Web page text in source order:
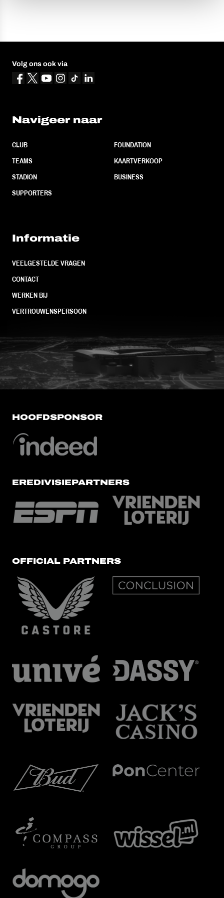
Volg ons ook via
Navigeer naar
CLUB
TEAMS
STADION
SUPPORTERS
FOUNDATION
KAARTVERKOOP
BUSINESS
Informatie
VEELGESTELDE VRAGEN
CONTACT
WERKEN BIJ
VERTROUWENSPERSOON
FC Utrecht<br>vanuit<br>het
HOOFDSPONSOR
EREDIVISIEPARTNERS
OFFICIAL PARTNERS